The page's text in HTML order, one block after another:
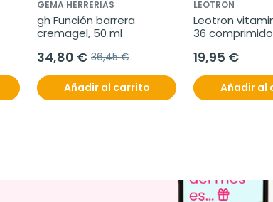
GEMA HERRERIAS
gh Función barrera
cremagel, 50 ml
34,80 € 36,45 €
Añadir al carrito
LEOTRON
Leotron
36
19,95 €
Añadir al